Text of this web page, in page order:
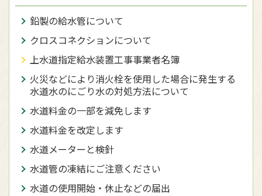
鉛製の給水管について
クロスコネクションについて
上水道指定給水装置工事事業者名簿
火災などにより消火栓を使用した場合に発生する
水道水のにごり水の対処方法について
水道料金の一部を減免します
水道料金を改定します
水道メーターと検針
水道管の凍結にご注意ください
水道の使用開始・休止などの届出